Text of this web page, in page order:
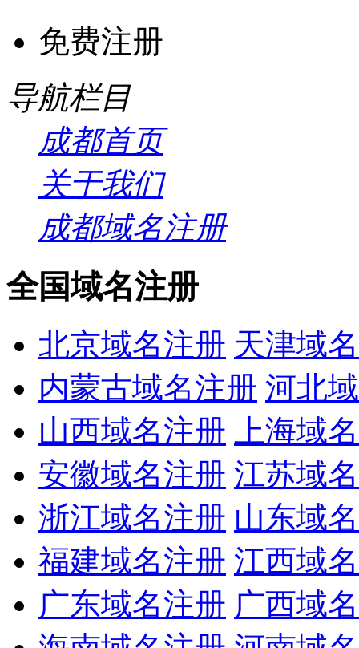
免费注册
导航栏目
成都首页
关于我们
成都域名注册
全国域名注册
北京域名注册 天津域
内蒙古域名注册 河北
山西域名注册
上海域
安徽域名注册 江苏域
浙江域名注册 山东域
福建域名注册 江西域
广东域名注册 广西域